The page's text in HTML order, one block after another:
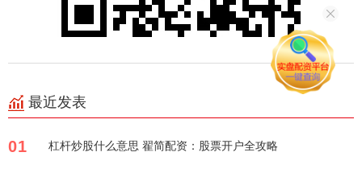
最近发表
01 杠杆炒股什么意思 翟简配资：股票开户全攻略